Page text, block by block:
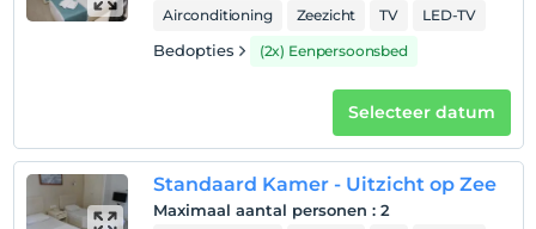
Airconditioning Zeezicht TV LED-TV
Bedopties (2x) Eenpersoonsbed
Selecteer datum
Standaard Kamer - Uitzicht op Zee
Maximaal aantal personen : 2